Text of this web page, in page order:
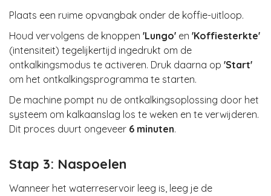
Plaats een ruime opvangbak onder de koffie-uitloop.
Houd vervolgens de knoppen 'Lungo' en 'Koffiesterkte'
(intensiteit) tegelijkertijd ingedrukt om de
ontkalkingsmodus te activeren. Druk daarna op 'Start'
om het ontkalkingsprogramma te starten.
De machine pompt nu de ontkalkingsoplossing door het
systeem om kalkaanslag los te weken en te verwijderen.
Dit proces duurt ongeveer 6 minuten.
Stap 3: Naspoelen
Wanneer het waterreservoir leeg is, leeg je de